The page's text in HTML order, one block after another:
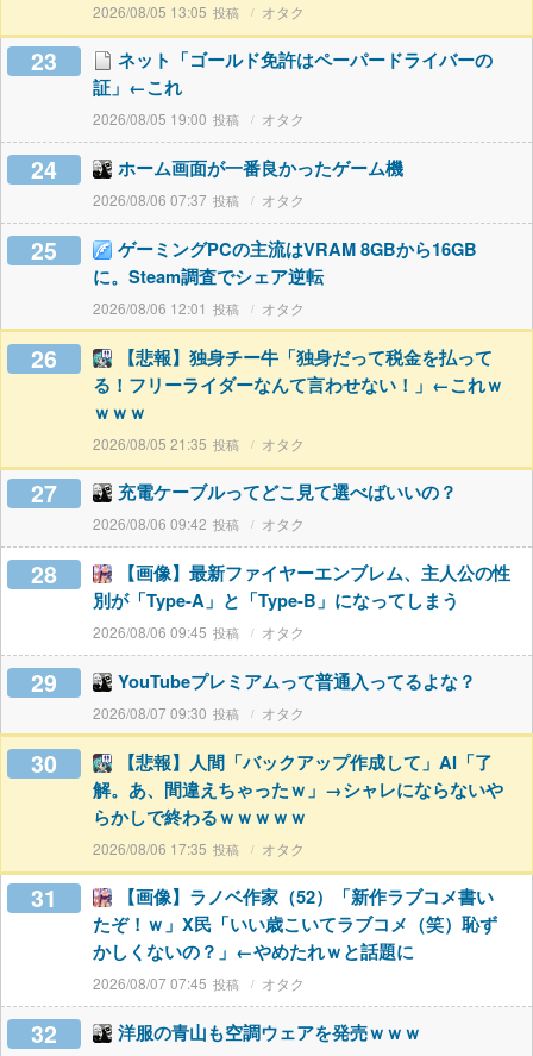
2026/08/05 13:05 オタク
23
ネット「ゴールド免許はペーパードライバーの
証」←これ
2026/08/05 19:00 オタク
24 ホーム画面が一番良かったゲーム機
2026/08/06 07:37 オタク
25
ゲーミングPCの主流はVRAM 8GBから16GB
に。Steam調査でシェア逆転
2026/08/06 12:01 オタク
26
【悲報】独身チー牛「独身だって税金を払って
る！フリーライダーなんて言わせない！」←これｗ
ｗｗｗ
2026/08/05 21:35 オタク
27 充電ケーブルってどこ見て選べばいいの？
2026/08/06 09:42 オタク
28
【画像】最新ファイヤーエンブレム、主人公の性
別が「Type-A」と「Type-B」になってしまう
2026/08/06 09:45 オタク
29 YouTubeプレミアムって普通入ってるよな？
2026/08/07 09:30 オタク
30
【悲報】人間「バックアップ作成して」AI「了
解。あ、間違えちゃったｗ」→シャレにならないや
らかしで終わるｗｗｗｗｗ
2026/08/06 17:35 オタク
31
【画像】ラノベ作家（52）「新作ラブコメ書い
たぞ！ｗ」X民「いい歳こいてラブコメ（笑）恥ず
かしくないの？」←やめたれｗと話題に
2026/08/07 07:45 オタク
32 洋服の青山も空調ウェアを発売ｗｗｗ